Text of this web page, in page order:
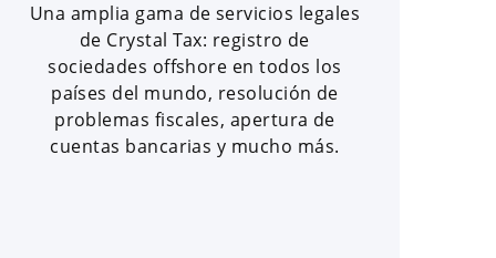
Una amplia gama de servicios legales
de Crystal Tax: registro de
sociedades offshore en todos los
países del mundo, resolución de
problemas fiscales, apertura de
cuentas bancarias y mucho más.